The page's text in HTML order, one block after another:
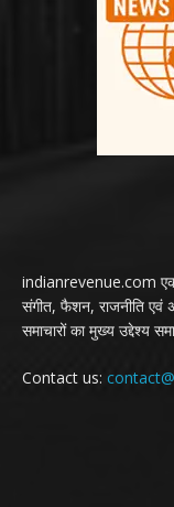
indianrevenue.com
संगीत, फैशन, राजनीति एवं
समाचारों का मुख्य उद्देश्य
Contact us: